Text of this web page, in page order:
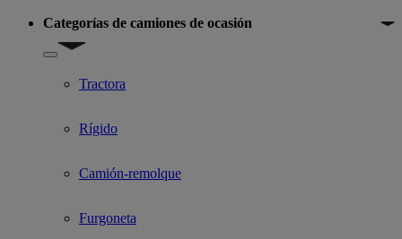
Categorías de camiones de ocasión
Show submenu for Categorías de camiones de ocasión
Tractora
Rígido
Camión-remolque
Furgoneta